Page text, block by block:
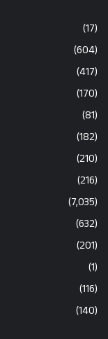
(17)
(604)
(417)
(170)
(81)
(182)
(210)
(216)
(7,035)
(632)
(201)
(1)
(116)
(140)